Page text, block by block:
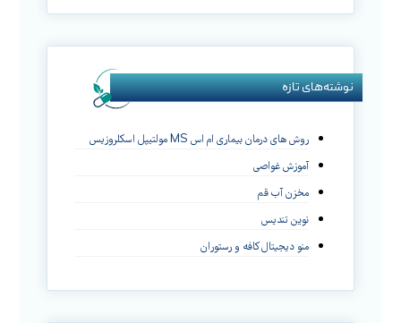
نوشته‌های تازه
روش های درمان بیماری ام اس MS مولتیپل اسکلروزیس
آموزش غواصی
مخزن آب قم
نوین تندیس
منو دیجیتال کافه و رستوران